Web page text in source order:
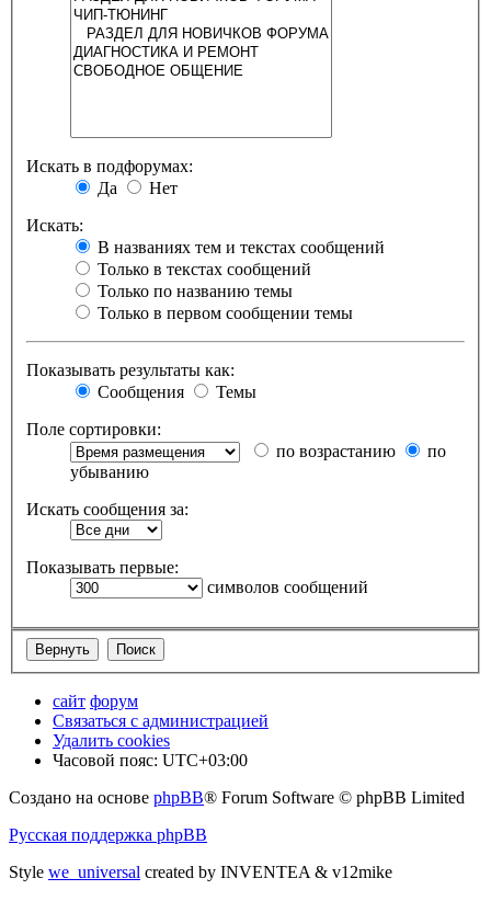
Искать в подфорумах:
Да
Нет
Искать:
В названиях тем и текстах сообщений
Только в текстах сообщений
Только по названию темы
Только в первом сообщении темы
Показывать результаты как:
Сообщения
Темы
Поле сортировки:
по возрастанию
по
убыванию
Искать сообщения за:
Показывать первые:
символов сообщений
сайт форум
Связаться с администрацией
Удалить cookies
Часовой пояс: UTC+03:00
Создано на основе phpBB® Forum Software © phpBB Limited
Русская поддержка phpBB
Style we_universal created by INVENTEA & v12mike